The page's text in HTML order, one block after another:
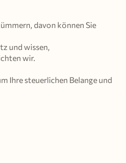
davon können Sie
und wissen,
wir.
Ihre steuerlichen Belange und